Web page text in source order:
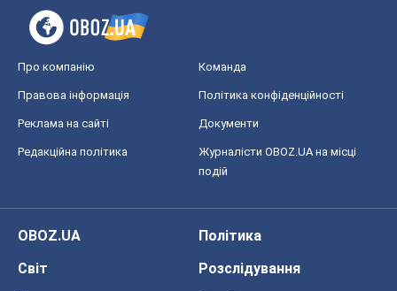
Про компанію Команда
Правова інформація Політика конфіденційності
Реклама на сайті Документи
Редакційна політика
Журналісти OBOZ.UA на місці
подій
OBOZ.UA
Політика
Світ
Розслідування